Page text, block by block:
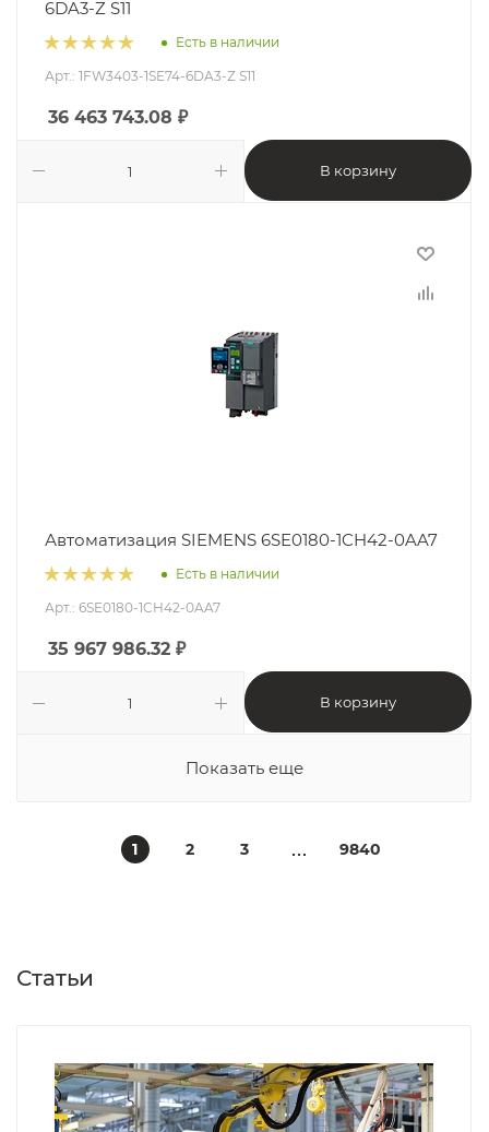
6DA3-Z S11
Есть в наличии
Арт.: 1FW3403-1SE74-6DA3-Z S11
36 463 743.08 ₽
В корзину
Автоматизация SIEMENS 6SE0180-1CH42-0AA7
Есть в наличии
Арт.: 6SE0180-1CH42-0AA7
35 967 986.32 ₽
В корзину
Показать еще
1 2 3 9840
Статьи